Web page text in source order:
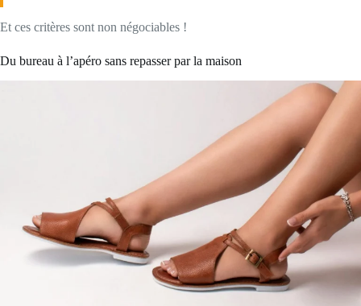
Et ces critères sont non négociables !
Du bureau à l’apéro sans repasser par la maison